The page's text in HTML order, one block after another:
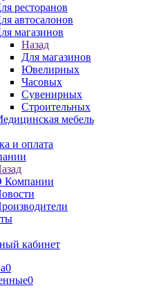
ресторанов
автосалонов
магазинов
Назад
Для магазинов
Ювелирных
Часовых
Сувенирных
Строительных
мебель
и оплата
Компании
кабинет
0
0